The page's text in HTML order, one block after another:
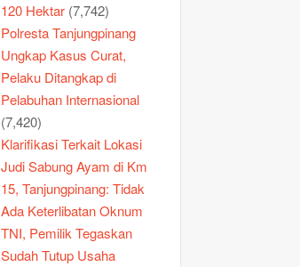
120 Hektar (7,742)
Polresta Tanjungpinang
Ungkap Kasus Curat,
Pelaku Ditangkap di
Pelabuhan Internasional
(7,420)
Klarifikasi Terkait Lokasi
Judi Sabung Ayam di Km
15, Tanjungpinang: Tidak
Ada Keterlibatan Oknum
TNI, Pemilik Tegaskan
Sudah Tutup Usaha